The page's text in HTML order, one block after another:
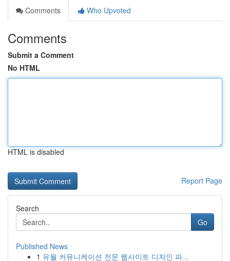
Comments
Who Upvoted
Comments
Submit a Comment
No HTML
HTML is disabled
Report Page
Search
Go
Published News
1 유월 커뮤니케이션 전문 웹사이트 디자인 파...